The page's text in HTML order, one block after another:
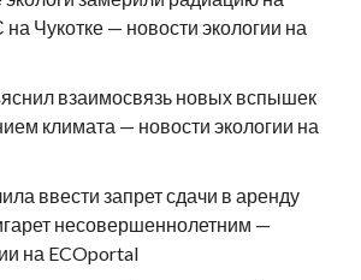
Чукотке — новости экологии на
взаимосвязь новых вспышек
климата — новости экологии на
ввести запрет сдачи в аренду
несовершеннолетним —
на ECOportal